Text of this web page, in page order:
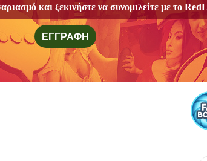
και ξεκινήστε να συνομιλείτε με το
ΕΓΓΡΑΦΉ